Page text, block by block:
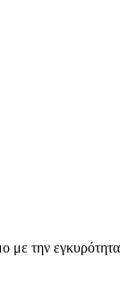
με την εγκυρότητα